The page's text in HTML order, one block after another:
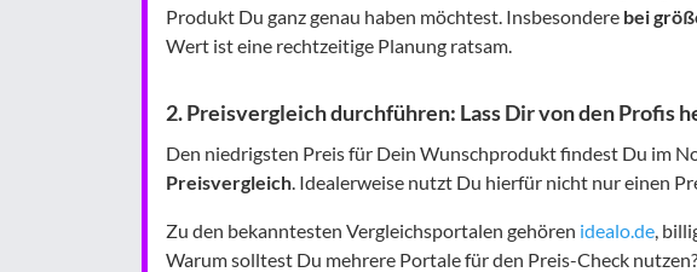
Produkt Du ganz genau haben möchtest. Insbesondere bei
Wert ist eine rechtzeitige Planung ratsam.
2. Preisvergleich durchführen: Lass Dir von den Profis
Den niedrigsten Preis für Dein Wunschprodukt findest Du im
Preisvergleich . Idealerweise nutzt Du hierfür nicht nur einen
Zu den bekanntesten Vergleichsportalen gehören idealo.de ,
Warum solltest Du mehrere Portale für den Preis-Check